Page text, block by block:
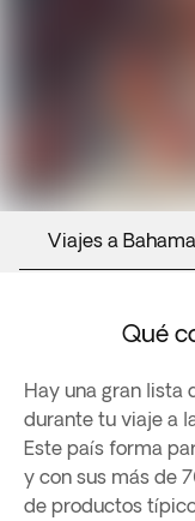
Viajes a
Qué
Hay una gran lista
durante tu viaje a
Este país forma
y con sus más de
de productos